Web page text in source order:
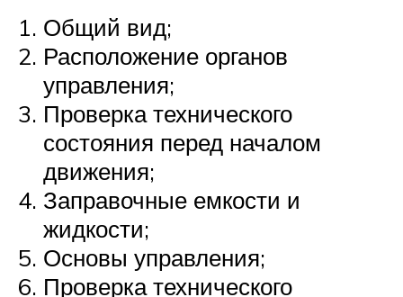
Общий вид;
Расположение органов
управления;
Проверка технического
состояния перед началом
движения;
Заправочные емкости и
жидкости;
Основы управления;
Проверка технического